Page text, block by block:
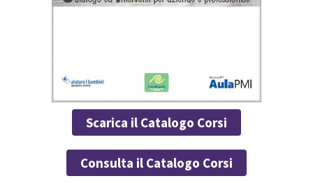
Scarica il Catalogo Corsi
Consulta il Catalogo Corsi